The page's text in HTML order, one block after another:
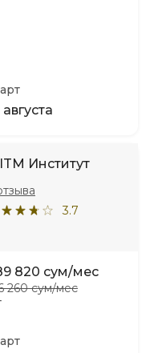
августа
Институт
3.7
820 сум/мес
260 сум/мес